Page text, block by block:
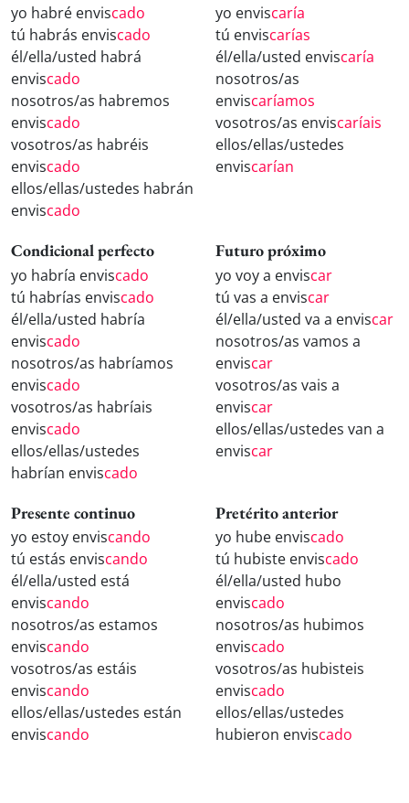
yo habré enviscado
tú habrás enviscado
él/ella/usted habrá
enviscado
nosotros/as habremos
enviscado
vosotros/as habréis
enviscado
ellos/ellas/ustedes habrán
enviscado
yo enviscaría
tú enviscarías
él/ella/usted enviscaría
nosotros/as
enviscaríamos
vosotros/as enviscaríais
ellos/ellas/ustedes
enviscarían
Condicional perfecto
yo habría enviscado
tú habrías enviscado
él/ella/usted habría
enviscado
nosotros/as habríamos
enviscado
vosotros/as habríais
enviscado
ellos/ellas/ustedes
habrían enviscado
Futuro próximo
yo voy a enviscar
tú vas a enviscar
él/ella/usted va a enviscar
nosotros/as vamos a
enviscar
vosotros/as vais a
enviscar
ellos/ellas/ustedes van a
enviscar
Presente continuo
yo estoy enviscando
tú estás enviscando
él/ella/usted está
enviscando
nosotros/as estamos
enviscando
vosotros/as estáis
enviscando
ellos/ellas/ustedes están
enviscando
Pretérito anterior
yo hube enviscado
tú hubiste enviscado
él/ella/usted hubo
enviscado
nosotros/as hubimos
enviscado
vosotros/as hubisteis
enviscado
ellos/ellas/ustedes
hubieron enviscado